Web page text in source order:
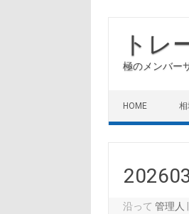
トレ
極のメンバー
HOME
沿って管理人